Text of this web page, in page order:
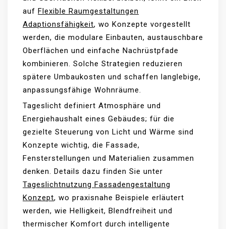
auf Flexible Raumgestaltungen
Adaptionsfähigkeit, wo Konzepte vorgestellt
werden, die modulare Einbauten, austauschbare
Oberflächen und einfache Nachrüstpfade
kombinieren. Solche Strategien reduzieren
spätere Umbaukosten und schaffen langlebige,
anpassungsfähige Wohnräume.
Tageslicht definiert Atmosphäre und
Energiehaushalt eines Gebäudes; für die
gezielte Steuerung von Licht und Wärme sind
Konzepte wichtig, die Fassade,
Fensterstellungen und Materialien zusammen
denken. Details dazu finden Sie unter
Tageslichtnutzung Fassadengestaltung
Konzept, wo praxisnahe Beispiele erläutert
werden, wie Helligkeit, Blendfreiheit und
thermischer Komfort durch intelligente